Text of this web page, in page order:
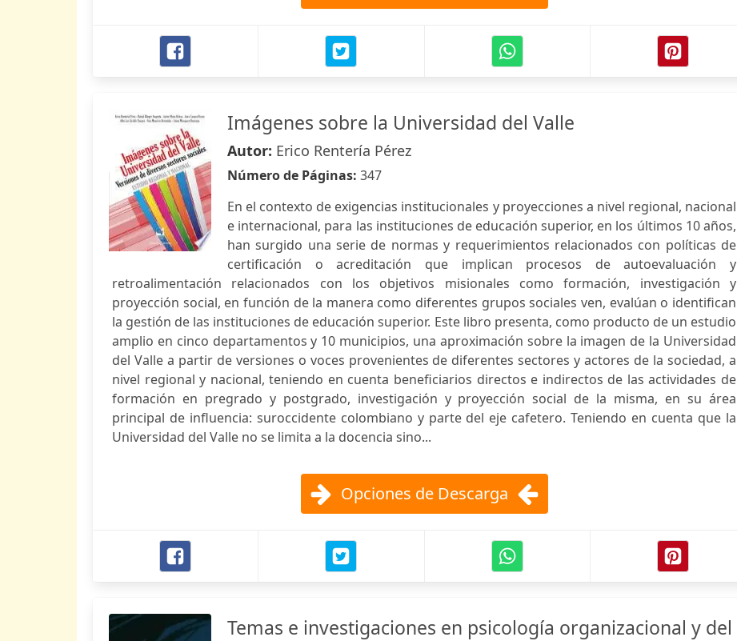
Imágenes sobre la Universidad del Valle
Autor: Erico Rentería Pérez
Número de Páginas: 347
En el contexto de exigencias institucionales y proyecciones a nivel regional, nacional
e internacional, para las instituciones de educación superior, en los últimos 10 años,
han surgido una serie de normas y requerimientos relacionados con políticas de
certificación o acreditación que implican procesos de autoevaluación y
retroalimentación relacionados con los objetivos misionales como formación, investigación y
proyección social, en función de la manera como diferentes grupos sociales ven, evalúan o identifican
la gestión de las instituciones de educación superior. Este libro presenta, como producto de un estudio
amplio en cinco departamentos y 10 municipios, una aproximación sobre la imagen de la Universidad
del Valle a partir de versiones o voces provenientes de diferentes sectores y actores de la sociedad, a
nivel regional y nacional, teniendo en cuenta beneficiarios directos e indirectos de las actividades de
formación en pregrado y postgrado, investigación y proyección social de la misma, en su área
principal de influencia: suroccidente colombiano y parte del eje cafetero. Teniendo en cuenta que la
Universidad del Valle no se limita a la docencia sino...
Opciones de Descarga
Temas e investigaciones en psicología organizacional y del